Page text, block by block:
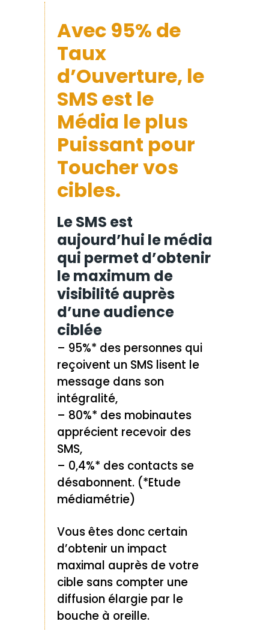
Avec 95% de
Taux
d’Ouverture, le
SMS est le
Média le plus
Puissant pour
Toucher vos
cibles.
Le SMS est
aujourd’hui le média
qui permet d’obtenir
le maximum de
visibilité auprès
d’une audience
ciblée
– 95%* des personnes qui
reçoivent un SMS lisent le
message dans son
intégralité,
– 80%* des mobinautes
apprécient recevoir des
SMS,
– 0,4%* des contacts se
désabonnent. (*Etude
médiamétrie)
Vous êtes donc certain
d’obtenir un impact
maximal auprès de votre
cible sans compter une
diffusion élargie par le
bouche à oreille.